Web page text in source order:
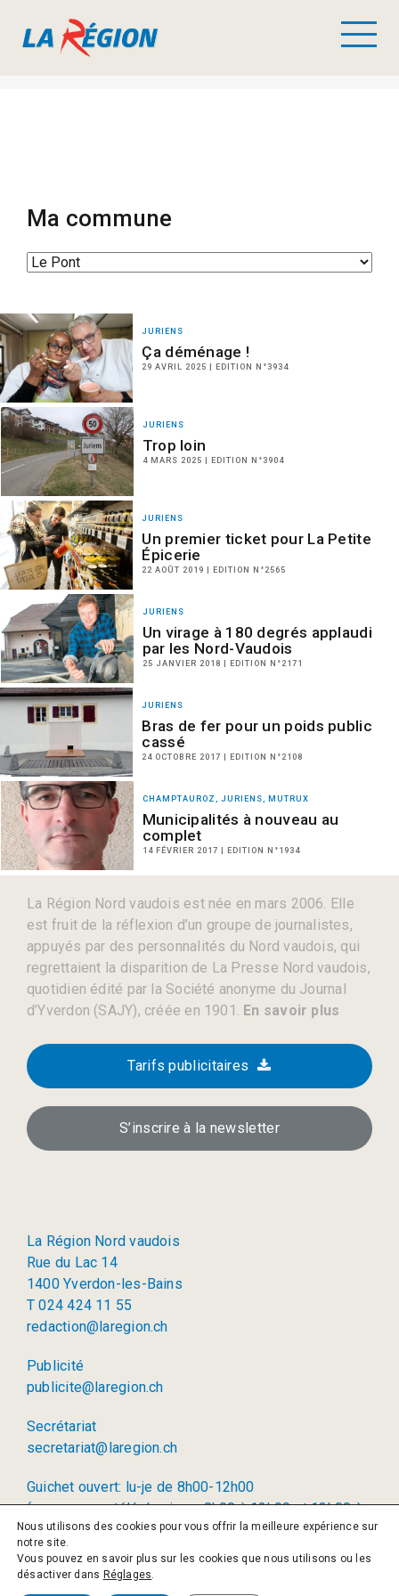
Ma commune
JURIENS
Ça déménage !
29 AVRIL 2025 | EDITION N°3934
JURIENS
Trop loin
4 MARS 2025 | EDITION N°3904
JURIENS
Un premier ticket pour La Petite
Épicerie
22 AOÛT 2019 | EDITION N°2565
JURIENS
Un virage à 180 degrés applaudi
par les Nord-Vaudois
25 JANVIER 2018 | EDITION N°2171
JURIENS
Bras de fer pour un poids public
cassé
24 OCTOBRE 2017 | EDITION N°2108
CHAMPTAUROZ, JURIENS, MUTRUX
Municipalités à nouveau au
complet
14 FÉVRIER 2017 | EDITION N°1934
La Région Nord vaudois est née en mars 2006. Elle
est fruit de la réflexion d’un groupe de journalistes,
appuyés par des personnalités du Nord vaudois, qui
regrettaient la disparition de La Presse Nord vaudois,
quotidien édité par la Société anonyme du Journal
d’Yverdon (SAJY), créée en 1901. En savoir plus
Tarifs publicitaires
S’inscrire à la newsletter
La Région Nord vaudois
Rue du Lac 14
1400 Yverdon-les-Bains
T 024 424 11 55
redaction@laregion.ch
Publicité
publicite@laregion.ch
Secrétariat
secretariat@laregion.ch
Guichet ouvert: lu-je de 8h00-12h00
(permanence téléphonique: 8h00 à 12h00 et 13h00 à
17h00)
© 2026 La Région SA
Politique de confidentialité
Nous utilisons des cookies pour vous offrir la meilleure expérience sur
notre site.
Vous pouvez en savoir plus sur les cookies que nous utilisons ou les
désactiver dans Réglages.